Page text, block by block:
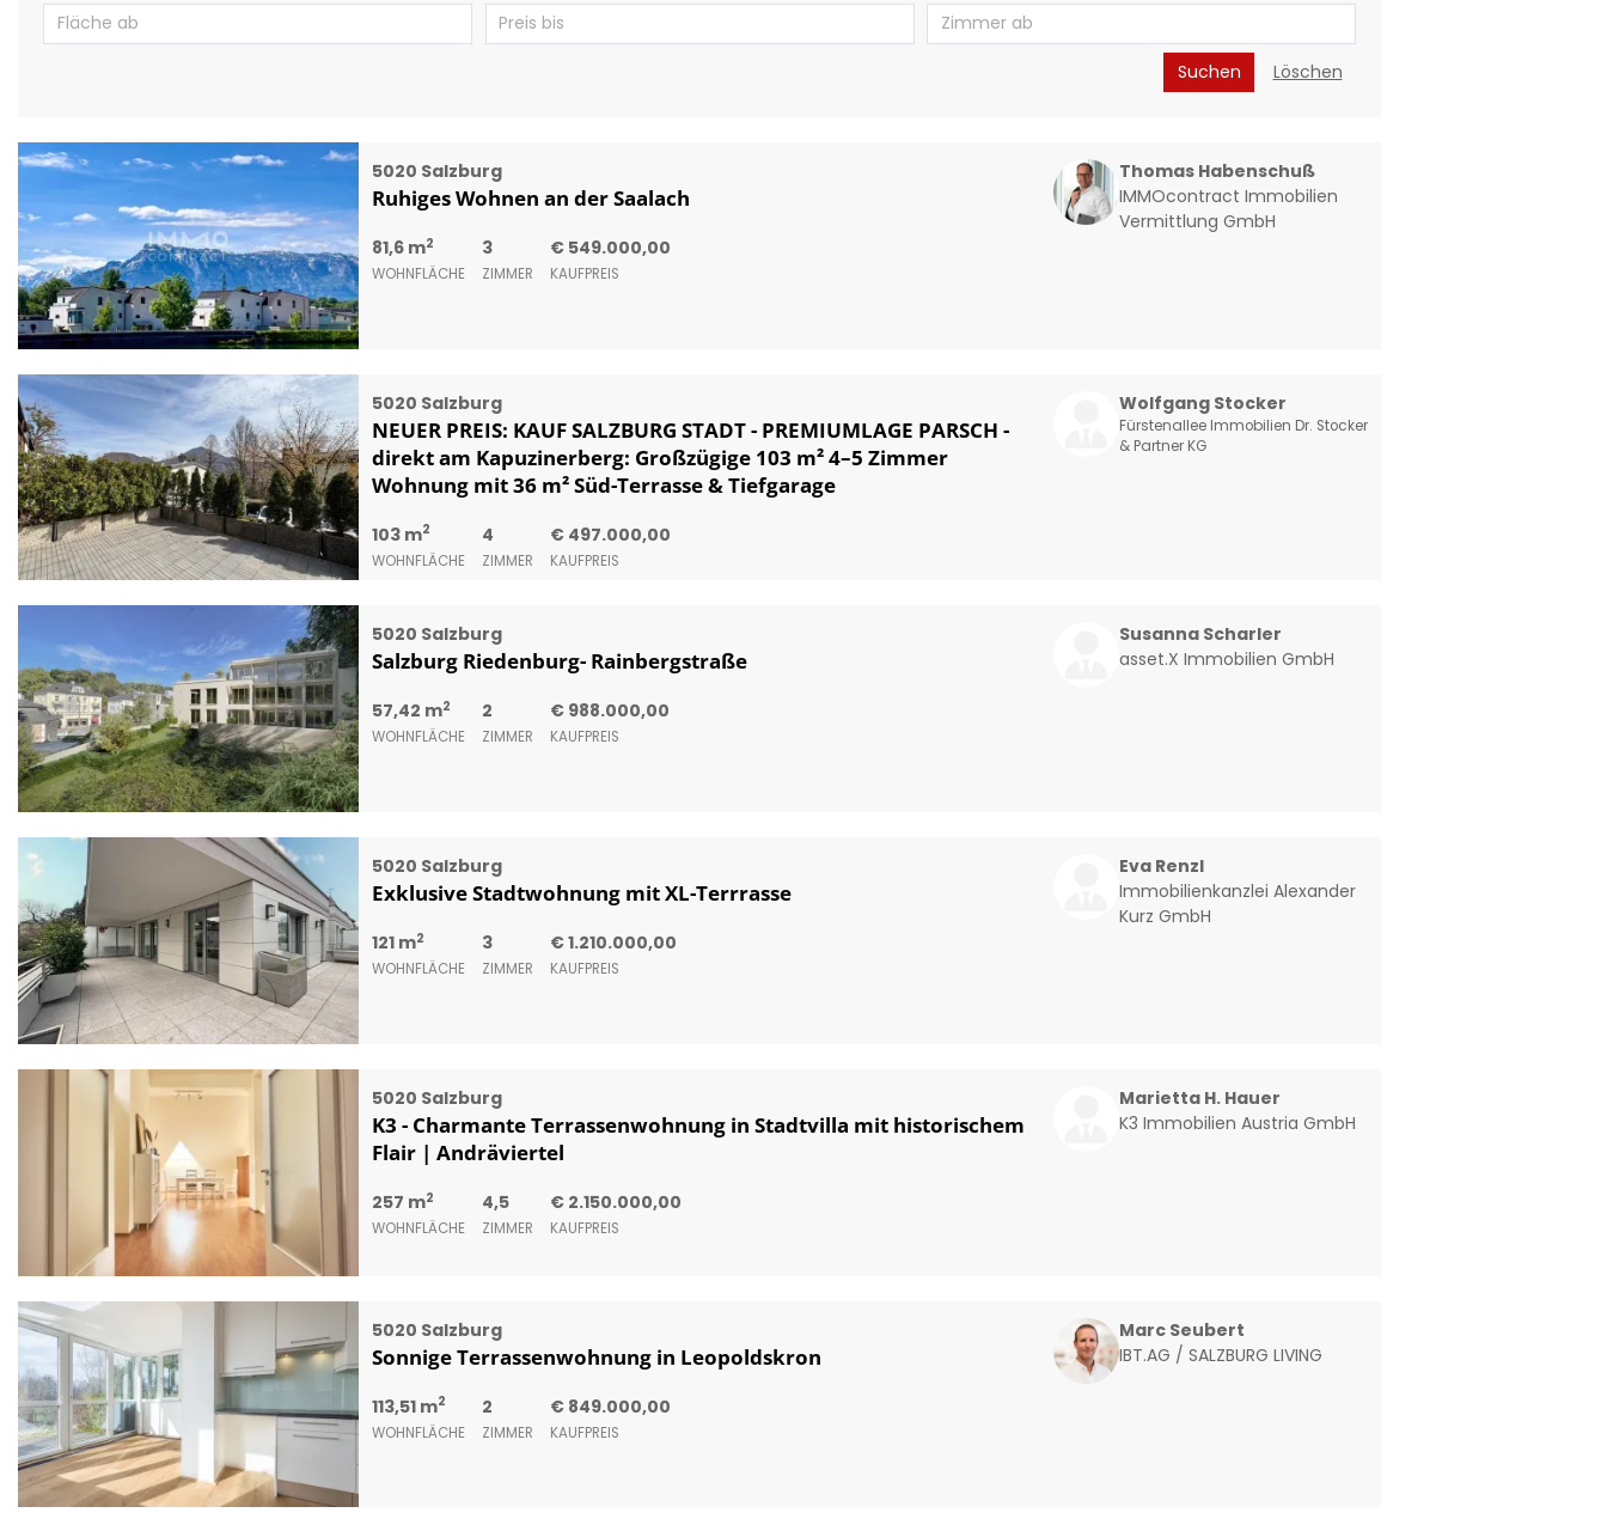
Suchen Löschen
5020 Salzburg
Ruhiges Wohnen an der Saalach
81,6 m2
WOHNFLÄCHE
3
ZIMMER
€ 549.000,00
KAUFPREIS
Thomas Habenschuß
IMMOcontract Immobilien
Vermittlung GmbH
5020 Salzburg
NEUER PREIS: KAUF SALZBURG STADT - PREMIUMLAGE PARSCH -
direkt am Kapuzinerberg: Großzügige 103 m² 4–5 Zimmer
Wohnung mit 36 m² Süd-Terrasse & Tiefgarage
103 m2
WOHNFLÄCHE
4
ZIMMER
€ 497.000,00
KAUFPREIS
Wolfgang Stocker
Fürstenallee Immobilien Dr. Stocker
& Partner KG
5020 Salzburg
Salzburg Riedenburg- Rainbergstraße
57,42 m2
WOHNFLÄCHE
2
ZIMMER
€ 988.000,00
KAUFPREIS
Susanna Scharler
asset.X Immobilien GmbH
5020 Salzburg
Exklusive Stadtwohnung mit XL-Terrrasse
121 m2
WOHNFLÄCHE
3
ZIMMER
€ 1.210.000,00
KAUFPREIS
Eva Renzl
Immobilienkanzlei Alexander
Kurz GmbH
5020 Salzburg
K3 - Charmante Terrassenwohnung in Stadtvilla mit historischem
Flair | Andräviertel
257 m2
WOHNFLÄCHE
4,5
ZIMMER
€ 2.150.000,00
KAUFPREIS
Marietta H. Hauer
K3 Immobilien Austria GmbH
5020 Salzburg
Sonnige Terrassenwohnung in Leopoldskron
113,51 m2
WOHNFLÄCHE
2
ZIMMER
€ 849.000,00
KAUFPREIS
Marc Seubert
IBT.AG / SALZBURG LIVING